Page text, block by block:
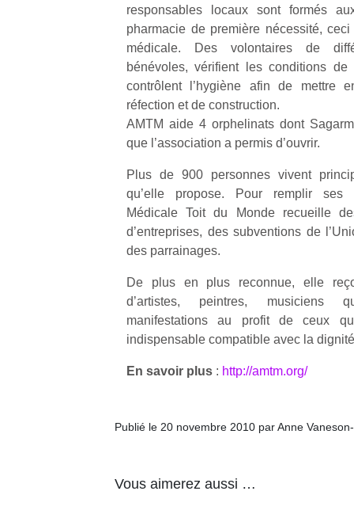
responsables locaux sont formés
pharmacie de première nécessité,
médicale. Des volontaires de
bénévoles, vérifient les conditions
contrôlent l’hygiène afin de mettre
réfection et de construction.
AMTM aide 4 orphelinats dont
que l’association a permis d’ouvrir.
Plus de 900 personnes vivent
qu’elle propose. Pour remplir ses
Médicale Toit du Monde recueille
d’entreprises, des subventions de
des parrainages.
De plus en plus reconnue, elle
d’artistes, peintres, musiciens
manifestations au profit de ceux
indispensable compatible avec la
En savoir plus : http://amtm.org/
Publié le 20 novembre 2010 par Anne
Vous aimerez aussi …